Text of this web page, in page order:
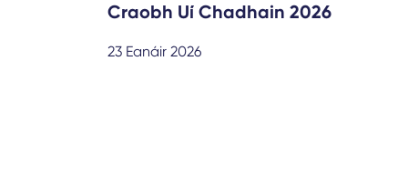
Craobh Uí Chadhain 2026
23 Eanáir 2026